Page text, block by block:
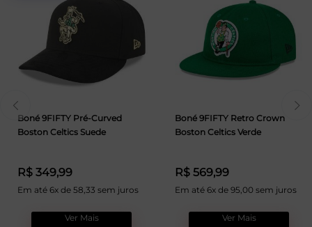
Boné 9FIFTY Pré-Curved
Boston Celtics Suede
R$ 349,99
Em até 6x de 58,33 sem juros
Ver Mais
Boné 9FIFTY Retro Crown
Boston Celtics Verde
R$ 569,99
Em até 6x de 95,00 sem juros
Ver Mais